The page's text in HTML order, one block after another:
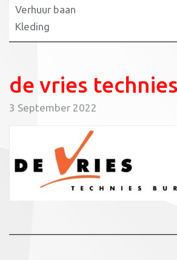
Verhuur baan
Kleding
de vries technies
3 September 2022